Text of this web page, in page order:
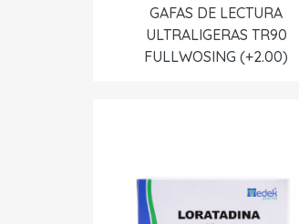
GAFAS DE LECTURA
ULTRALIGERAS TR90
FULLWOSING (+2.00)